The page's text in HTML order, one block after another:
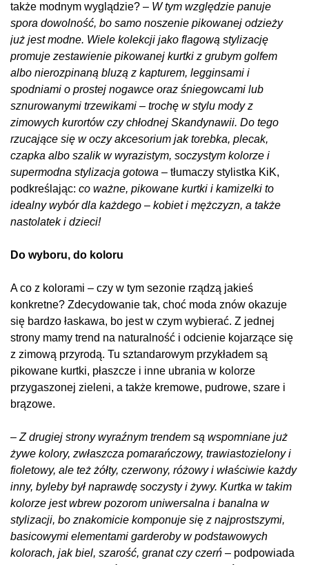
także modnym wyglądzie? – W tym względzie panuje
spora dowolność, bo samo noszenie pikowanej odzieży
już jest modne. Wiele kolekcji jako flagową stylizację
promuje zestawienie pikowanej kurtki z grubym golfem
albo nierozpinaną bluzą z kapturem, legginsami i
spodniami o prostej nogawce oraz śniegowcami lub
sznurowanymi trzewikami – trochę w stylu mody z
zimowych kurortów czy chłodnej Skandynawii. Do tego
rzucające się w oczy akcesorium jak torebka, plecak,
czapka albo szalik w wyrazistym, soczystym kolorze i
supermodna stylizacja gotowa – tłumaczy stylistka KiK,
podkreślając: co ważne, pikowane kurtki i kamizelki to
idealny wybór dla każdego – kobiet i mężczyzn, a także
nastolatek i dzieci!
Do wyboru, do koloru
A co z kolorami – czy w tym sezonie rządzą jakieś
konkretne? Zdecydowanie tak, choć moda znów okazuje
się bardzo łaskawa, bo jest w czym wybierać. Z jednej
strony mamy trend na naturalność i odcienie kojarzące się
z zimową przyrodą. Tu sztandarowym przykładem są
pikowane kurtki, płaszcze i inne ubrania w kolorze
przygaszonej zieleni, a także kremowe, pudrowe, szare i
brązowe.
– Z drugiej strony wyraźnym trendem są wspomniane już
żywe kolory, zwłaszcza pomarańczowy, trawiastozielony i
fioletowy, ale też żółty, czerwony, różowy i właściwie każdy
inny, byleby był naprawdę soczysty i żywy. Kurtka w takim
kolorze jest wbrew pozorom uniwersalna i banalna w
stylizacji, bo znakomicie komponuje się z najprostszymi,
basicowymi elementami garderoby w podstawowych
kolorach, jak biel, szarość, granat czy czerń – podpowiada